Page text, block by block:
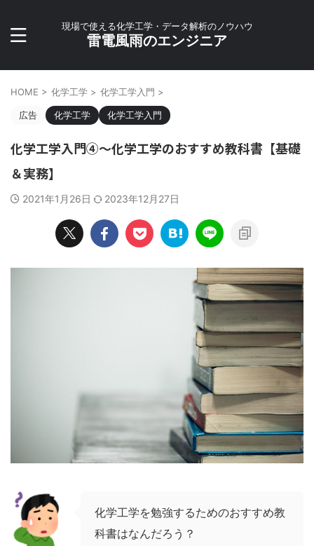
現場で使える化学工学・データ解析のノウハウ
雷電風雨のエンジニア
HOME > 化学工学 > 化学工学入門 >
広告 化学工学 化学工学入門
化学工学入門④〜化学工学のおすすめ教科書【基礎
＆実務】
2021年1月26日 2023年12月27日
化学工学を勉強するためのおすすめ教
科書はなんだろう？